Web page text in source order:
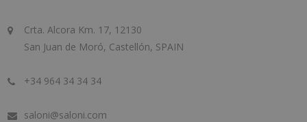
Crta. Alcora Km. 17, 12130
San Juan de Moró, Castellón, SPAIN
+34 964 34 34 34
saloni@saloni.com